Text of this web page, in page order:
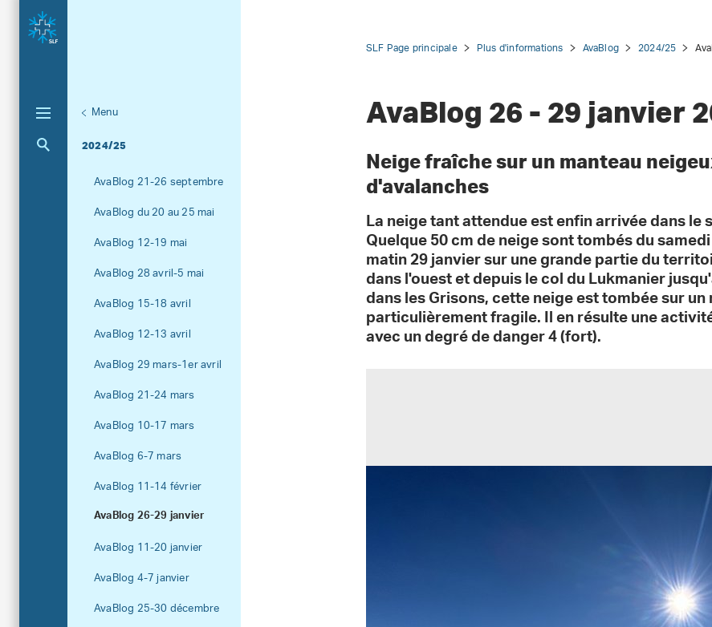
Unternavigation
Menu
2024/25
Aktuelle Navigation
AvaBlog 21-26 septembre
AvaBlog du 20 au 25 mai
AvaBlog 12-19 mai
AvaBlog 28 avril-5 mai
AvaBlog 15-18 avril
AvaBlog 12-13 avril
AvaBlog 29 mars-1er avril
AvaBlog 21-24 mars
AvaBlog 10-17 mars
AvaBlog 6-7 mars
AvaBlog 11-14 février
AvaBlog 26-29 janvier
AvaBlog 11-20 janvier
AvaBlog 4-7 janvier
AvaBlog 25-30 décembre
SLF Page principale Plus d'informations AvaBlog 2024/25
AvaBlog 26 - 29 janvier
Neige fraîche sur un manteau
d'avalanches
La neige tant attendue est enfin arrivée dans le
Quelque 50 cm de neige sont tombés du
matin 29 janvier sur une grande partie du
dans l'ouest et depuis le col du Lukmanier
dans les Grisons, cette neige est tombée sur
particulièrement fragile. Il en résulte une
avec un degré de danger 4 (fort).